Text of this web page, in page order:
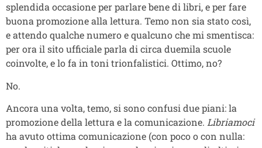
splendida occasione per parlare bene di libri, e per fare
buona promozione alla lettura. Temo non sia stato così,
e attendo qualche numero e qualcuno che mi smentisca:
per ora il sito ufficiale parla di circa duemila scuole
coinvolte, e lo fa in toni trionfalistici. Ottimo, no?
No.
Ancora una volta, temo, si sono confusi due piani: la
promozione della lettura e la comunicazione. Libriamoci
ha avuto ottima comunicazione (con poco o con nulla: